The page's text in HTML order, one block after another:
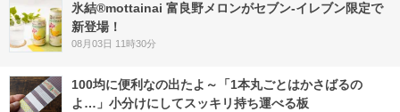
氷結®mottainai 富良野メロンがセブン‐イレブン限定で
新登場！
08月03日 11時30分
100均に便利なの出たよ～「1本丸ごとはかさばるの
よ…」小分けにしてスッキリ持ち運べる板